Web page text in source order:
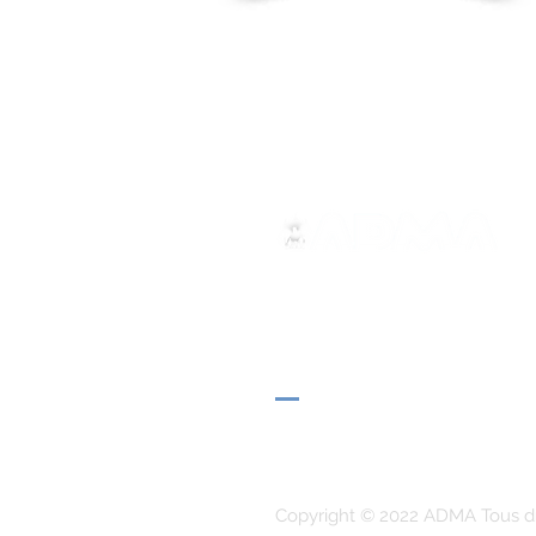
Copyright © 2022 ADMA Tous